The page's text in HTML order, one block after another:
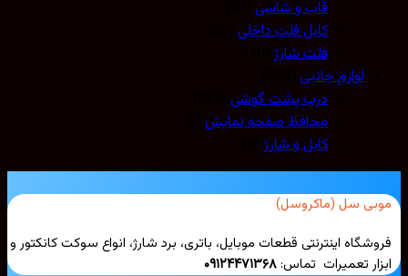
قاب و شاسی(81)
کابل فلت داخلی(22)
فلت شارژ(16)
لوازم جانبی(228)
درب پشت گوشی(221)
محافظ صفحه نمایش(2)
کابل و شارژ(5)
سل (ماکروسل)
اینترنتی قطعات موبایل، باتری، برد شارژ، انواع سوکت کانکتور و
تعمیرات تماس:۰۹۱۲۴۴۷۱۳۶۸